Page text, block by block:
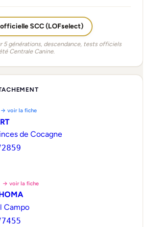
SCC (LOFselect)
5 générations, descendance, tests officiels
Centrale Canine.
→ voir la fiche
de Cocagne
→ voir la fiche
Campo